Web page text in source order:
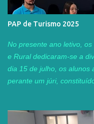
PAP de Turismo 2025
No presente ano letivo,
e Rural dedicaram-se a
dia 15 de julho, os alunos
perante um júri,
Superior de Turismo e